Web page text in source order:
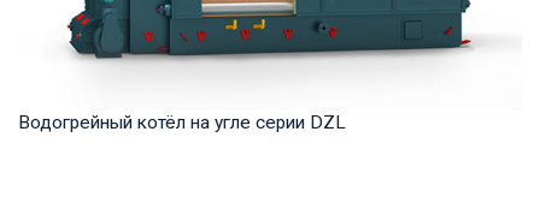
Водогрейный котёл на угле серии DZL